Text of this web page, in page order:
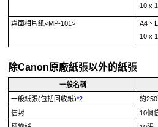
10 x
霧面相片紙<MP-101>
A4、
10 x
除Canon原廠紙張以外的紙張
一般名稱
一般紙張(包括回收紙)*2 約
信封
10個